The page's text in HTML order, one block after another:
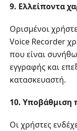
9. Ελλείποντα
Ορισμένοι
Voice Recorder
που είναι
εγγραφής και
κατασκευαστή.
10. Υποβάθμιση
Οι χρήστες